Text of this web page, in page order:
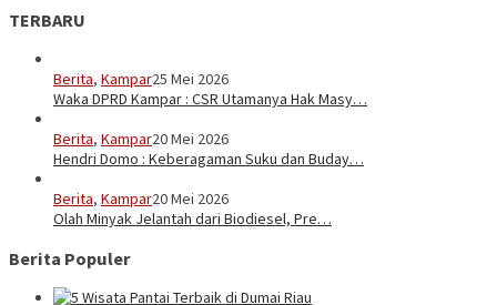
TERBARU
Berita, Kampar25 Mei 2026
Waka DPRD Kampar : CSR Utamanya Hak Masy…
Berita, Kampar20 Mei 2026
Hendri Domo : Keberagaman Suku dan Buday…
Berita, Kampar20 Mei 2026
Olah Minyak Jelantah dari Biodiesel, Pre…
Berita Populer